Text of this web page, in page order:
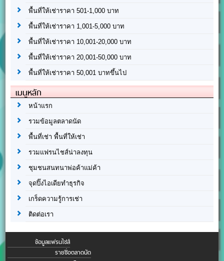
พื้นที่ให้เช่าราคา 501-1,000 บาท
พื้นที่ให้เช่าราคา 1,001-5,000 บาท
พื้นที่ให้เช่าราคา 10,001-20,000 บาท
พื้นที่ให้เช่าราคา 20,001-50,000 บาท
พื้นที่ให้เช่าราคา 50,001 บาทขึ้นไป
เมนูหลัก
หน้าแรก
รวมข้อมูลตลาดนัด
พื้นที่เช่า พื้นที่ให้เช่า
รวมแฟรนไชส์น่าลงทุน
ชุมชนสนทนาพ่อค้าแม่ค้า
จุดปิ๊งไอเดียทำธุรกิจ
เกร็ดความรู้การเช่า
ติดต่อเรา
ข้อมูลแฟรนไชส์
รายชื่อตลาดนัด